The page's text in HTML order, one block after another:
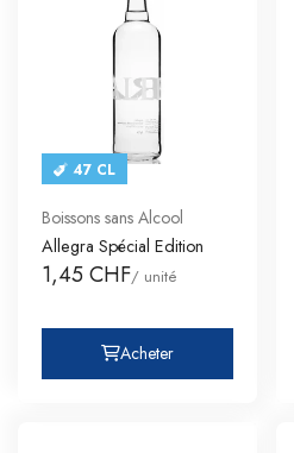
47 CL
Boissons sans Alcool
Allegra Spécial Edition
1,45 CHF/ unité
Acheter